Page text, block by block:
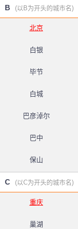
B (以B为开头的城市名)
北京
白银
毕节
白城
巴彦淖尔
巴中
保山
C (以C为开头的城市名)
重庆
巢湖